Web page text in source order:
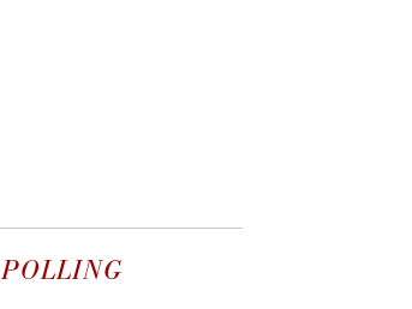
POLLING